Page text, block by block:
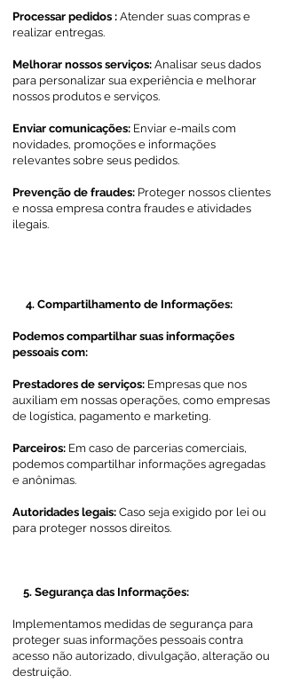
Processar pedidos : Atender suas compras e
realizar entregas.​​
Melhorar nossos serviços: Analisar seus dados
para personalizar sua experiência e melhorar
nossos produtos e serviços.
Enviar comunicações: Enviar e-mails com
novidades, promoções e informações
relevantes sobre seus pedidos.
Prevenção de fraudes: Proteger nossos clientes
e nossa empresa contra fraudes e atividades
ilegais.
4. Compartilhamento de Informações:
Podemos compartilhar suas informações
pessoais com:
Prestadores de serviços: Empresas que nos
auxiliam em nossas operações, como empresas
de logística, pagamento e marketing.
Parceiros: Em caso de parcerias comerciais,
podemos compartilhar informações agregadas
e anônimas.
Autoridades legais: Caso seja exigido por lei ou
para proteger nossos direitos.
​ 5. Segurança das Informações:
Implementamos medidas de segurança para
proteger suas informações pessoais contra
acesso não autorizado, divulgação, alteração ou
destruição.